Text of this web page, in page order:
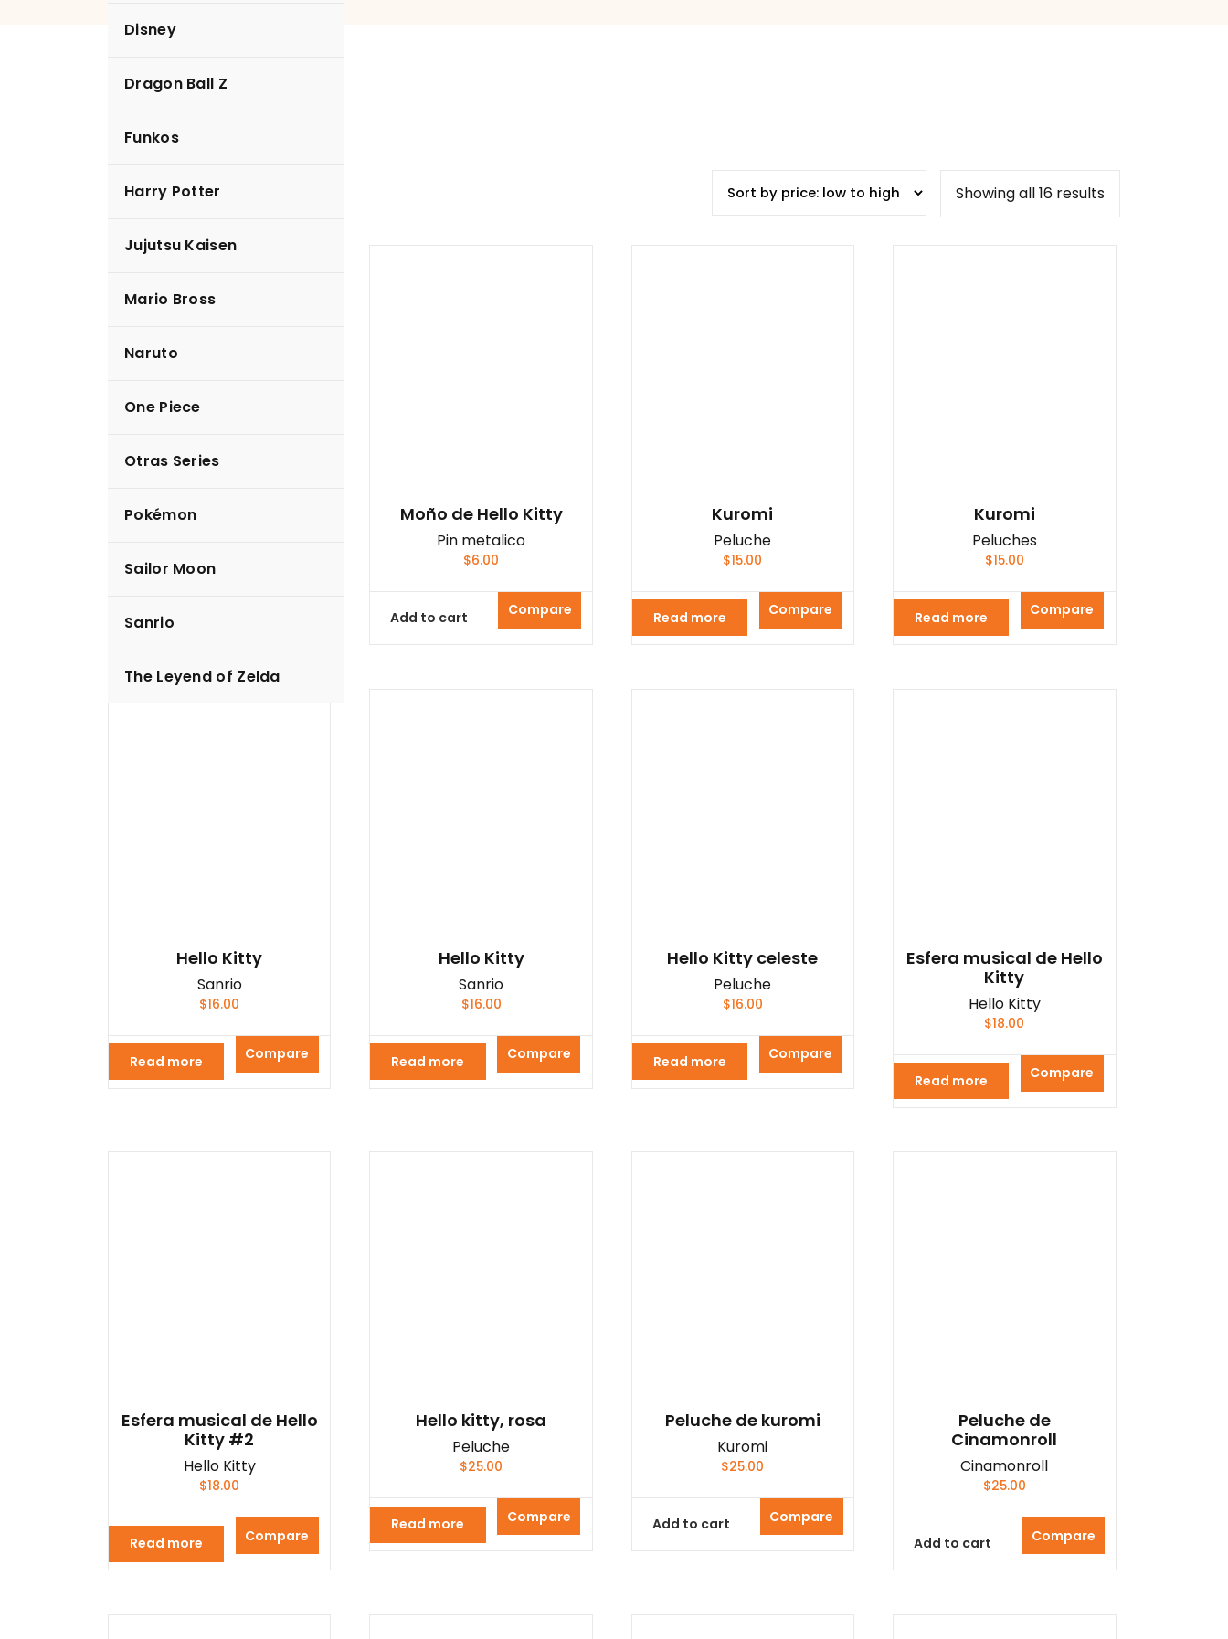
Disney
Dragon Ball Z
Funkos
Harry Potter
Jujutsu Kaisen
Mario Bross
Naruto
One Piece
Otras Series
Pokémon
Sailor Moon
Sanrio
The Leyend of Zelda
Sanrio
Showing all 16 results
Hello Kitty
Read more
Moño de Hello Kitty
Pin metalico
$6.00
Add to cart Compare
Kuromi
Peluche
$15.00
Read more Compare
Kuromi
Peluches
$15.00
Read more Compare
Hello Kitty
Sanrio
$16.00
Read more Compare
Hello Kitty
Sanrio
$16.00
Read more Compare
Hello Kitty celeste
Peluche
$16.00
Read more Compare
Esfera musical de Hello
Kitty
Hello Kitty
$18.00
Read more Compare
Esfera musical de Hello
Kitty #2
Hello Kitty
$18.00
Read more Compare
Hello kitty, rosa
Peluche
$25.00
Read more Compare
Peluche de kuromi
Kuromi
$25.00
Add to cart Compare
Peluche de
Cinamonroll
Cinamonroll
$25.00
Add to cart Compare